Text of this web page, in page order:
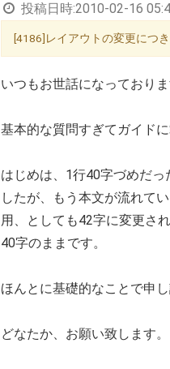
投稿日時:2010-02-16
[4186]レイアウトの変更につ
いつもお世話になっておりま
基本的な質問すぎてガイド
はじめは、1行40字づめだ
したが、もう本文が流れて
用、としても42字に変更さ
40字のままです。
ほんとに基礎的なことで申し
どなたか、お願い致します。